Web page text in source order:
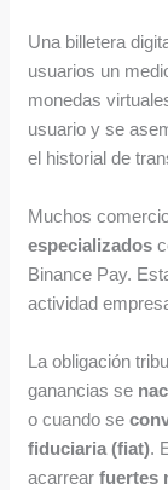
Una billetera
usuarios un
monedas
usuario y se
el historial de
Muchos
especializados
Binance Pay.
actividad
La obligación
ganancias se
o cuando se
fiduciaria (fiat).
acarrearfuertes